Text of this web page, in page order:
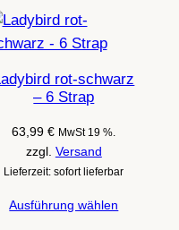
rot-schwarz
– 6 Strap
63,99€ MwSt 19 %.
zzgl. Versand
Lieferzeit: sofort lieferbar
Ausführung wählen